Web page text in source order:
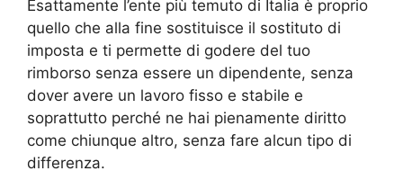
Esattamente l’ente più temuto di Italia è proprio
quello che alla fine sostituisce il sostituto di
imposta e ti permette di godere del tuo
rimborso senza essere un dipendente, senza
dover avere un lavoro fisso e stabile e
soprattutto perché ne hai pienamente diritto
come chiunque altro, senza fare alcun tipo di
differenza.